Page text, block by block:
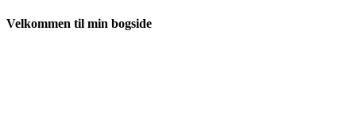
Velkommen til min bogside